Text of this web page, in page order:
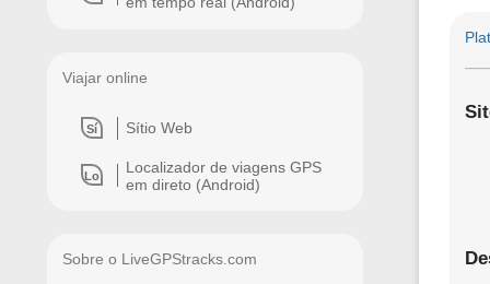
Viajar online
Sí Sítio Web
Lo
Localizador de viagens GPS
em direto (Android)
Sobre o LiveGPStracks.com